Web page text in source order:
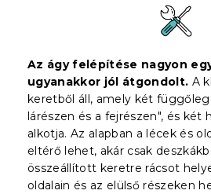
Az ágy felépítése nagyon
ugyanakkor jól átgondolt. A
keretből áll, amely két
lárészen és a fejrészen", és két
alkotja. Az alapban a lécek és
eltérő lehet, akár csak
összeállított keretre rácsot
oldalain és az elülső részeken